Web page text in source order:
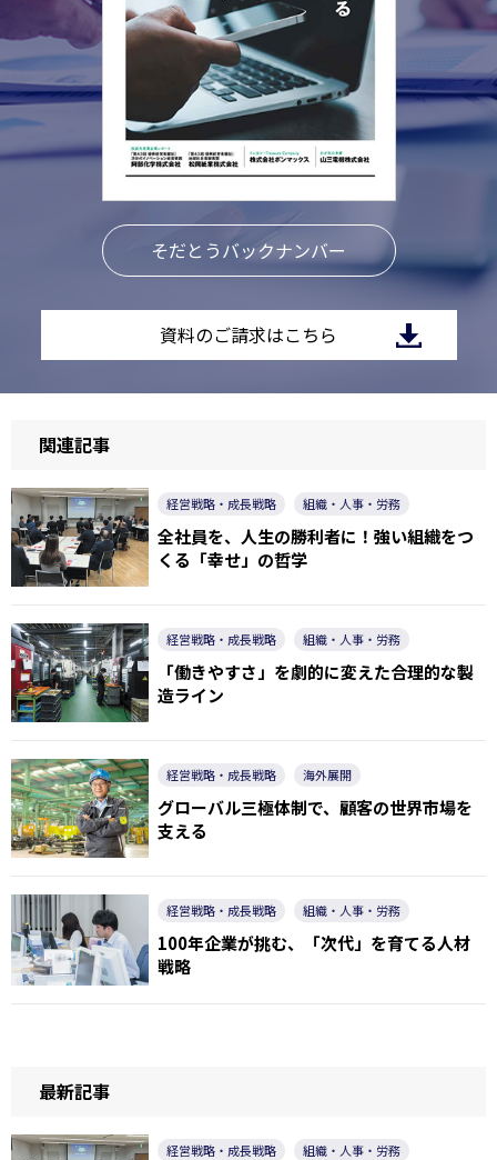
そだとうバックナンバー
資料のご請求はこちら
関連記事
経営戦略・成長戦略 組織・人事・労務
全社員を、人生の勝利者に！強い組織をつ
くる「幸せ」の哲学
経営戦略・成長戦略 組織・人事・労務
「働きやすさ」を劇的に変えた合理的な製
造ライン
経営戦略・成長戦略 海外展開
グローバル三極体制で、顧客の世界市場を
支える
経営戦略・成長戦略 組織・人事・労務
100年企業が挑む、「次代」を育てる人材
戦略
最新記事
経営戦略・成長戦略 組織・人事・労務